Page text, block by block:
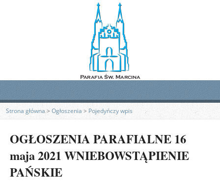
Strona główna> Ogłoszenia>Pojedyńczy wpis
OGŁOSZENIA PARAFIALNE 16
maja 2021 WNIEBOWSTĄPIENIE
PAŃSKIE